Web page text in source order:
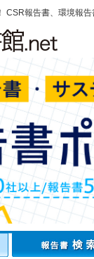
CSR報告書、環境報